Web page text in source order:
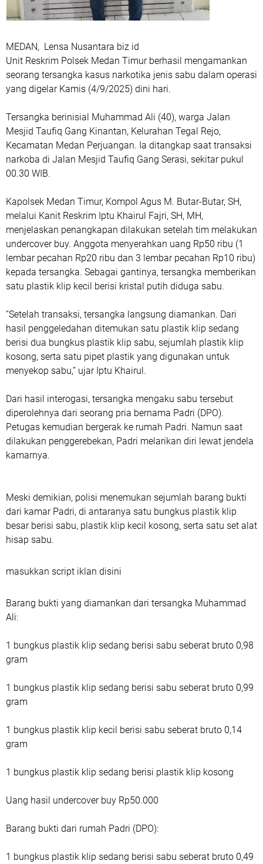
MEDAN, Lensa Nusantara biz id
Unit Reskrim Polsek Medan Timur berhasil mengamankan
seorang tersangka kasus narkotika jenis sabu dalam operasi
yang digelar Kamis (4/9/2025) dini hari.
Tersangka berinisial Muhammad Ali (40), warga Jalan
Mesjid Taufiq Gang Kinantan, Kelurahan Tegal Rejo,
Kecamatan Medan Perjuangan. Ia ditangkap saat transaksi
narkoba di Jalan Mesjid Taufiq Gang Serasi, sekitar pukul
00.30 WIB.
Kapolsek Medan Timur, Kompol Agus M. Butar-Butar, SH,
melalui Kanit Reskrim Iptu Khairul Fajri, SH, MH,
menjelaskan penangkapan dilakukan setelah tim melakukan
undercover buy. Anggota menyerahkan uang Rp50 ribu (1
lembar pecahan Rp20 ribu dan 3 lembar pecahan Rp10 ribu)
kepada tersangka. Sebagai gantinya, tersangka memberikan
satu plastik klip kecil berisi kristal putih diduga sabu.
“Setelah transaksi, tersangka langsung diamankan. Dari
hasil penggeledahan ditemukan satu plastik klip sedang
berisi dua bungkus plastik klip sabu, sejumlah plastik klip
kosong, serta satu pipet plastik yang digunakan untuk
menyekop sabu,” ujar Iptu Khairul.
Dari hasil interogasi, tersangka mengaku sabu tersebut
diperolehnya dari seorang pria bernama Padri (DPO).
Petugas kemudian bergerak ke rumah Padri. Namun saat
dilakukan penggerebekan, Padri melarikan diri lewat jendela
kamarnya.
Meski demikian, polisi menemukan sejumlah barang bukti
dari kamar Padri, di antaranya satu bungkus plastik klip
besar berisi sabu, plastik klip kecil kosong, serta satu set alat
hisap sabu.
masukkan script iklan disini
Barang bukti yang diamankan dari tersangka Muhammad
Ali:
1 bungkus plastik klip sedang berisi sabu seberat bruto 0,98
gram
1 bungkus plastik klip sedang berisi sabu seberat bruto 0,99
gram
1 bungkus plastik klip kecil berisi sabu seberat bruto 0,14
gram
1 bungkus plastik klip sedang berisi plastik klip kosong
Uang hasil undercover buy Rp50.000
Barang bukti dari rumah Padri (DPO):
1 bungkus plastik klip sedang berisi sabu seberat bruto 0,49